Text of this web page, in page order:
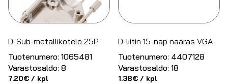
D-Sub-metallikotelo 25P
Tuotenumero: 1065481
Varastosaldo: 8
7.20€ / kpl
D-liitin 15-nap naaras VGA
Tuotenumero: 4407128
Varastosaldo: 18
1.38€ / kpl